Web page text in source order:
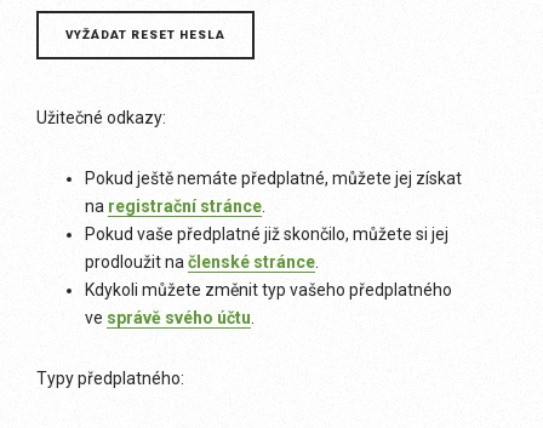
Užitečné odkazy:
Pokud ještě nemáte předplatné, můžete jej získat
na registrační stránce
Pokud vaše předplatné již skončilo, můžete si jej
prodloužit na členské stránce
Kdykoli můžete změnit typ vašeho předplatného
ve správě svého účtu
Typy předplatného: